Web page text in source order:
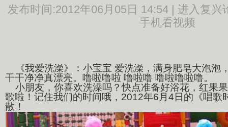
发布时间:2012年06月05日 14:54 | 进入复兴
手机看视频
《我爱洗澡》：小宝宝 爱洗澡，满身肥皂大泡泡
干干净净真漂亮。噜啦噜啦 噜啦噜 噜啦噜啦噜。
小朋友，你喜欢洗澡吗？快点准备好浴花，红果
歌啦！记住我们的时间哦，2012年6月4日的《唱歌
散！